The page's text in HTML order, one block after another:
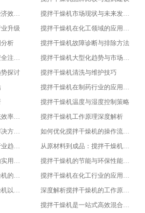
搅拌干燥机使用成本与经济效益分析
搅拌干燥机市场现状与未来发展趋势
升级
搅拌干燥机在化工领域的应用实践
析
搅拌干燥机故障诊断与排除方法
搅拌干燥机操作规范与安全注意事项
搅拌干燥机大型化趋势与市场应用
探讨
搅拌干燥机清洗与维护技巧
搅拌干燥机在制药行业的应用与优化
搅拌干燥机温度与湿度控制策略
搅拌干燥机热风循环系统效率研究
搅拌干燥机工作原理深度解析
搅拌干燥机故障排除与解决方案大全
如何优化搅拌干燥机的操作流程以提升产品质量
搅拌干燥机技术发展与行业趋势分析
从原材料到成品：搅拌干燥机在食品行业的全流程应用
搅拌干燥机维护与保养的实用指南
搅拌干燥机的节能与环保性能探究
创新科技驱动：搅拌干燥机的智能化升级
搅拌干燥机在化工行业的应用实例
如何选择合适的搅拌干燥机以提高生产效率
深度解析搅拌干燥机的工作原理与应用
搅拌干燥机是一站式高效混合与干燥解决方案